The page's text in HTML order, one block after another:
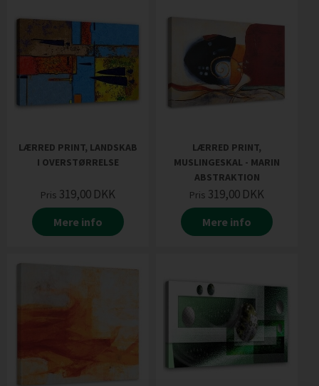
LÆRRED PRINT, LANDSKAB
I OVERSTØRRELSE
Pris 319,00 DKK
Mere info
LÆRRED PRINT,
MUSLINGESKAL - MARIN
ABSTRAKTION
Pris 319,00 DKK
Mere info